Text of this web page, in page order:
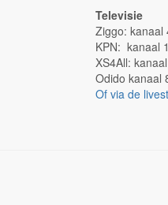
Televisie
Ziggo: kanaal
KPN: kanaal
XS4All:
Odido kanaal
Of via de